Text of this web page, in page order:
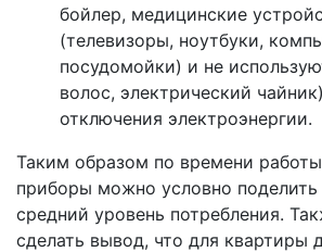
бойлер, медицинские
(телевизоры, ноутбуки,
посудомойки) и не
волос, электрический
отключения электроэнергии.
Таким образом по времени
приборы можно условно
средний уровень потребления.
сделать вывод, что для квартиры